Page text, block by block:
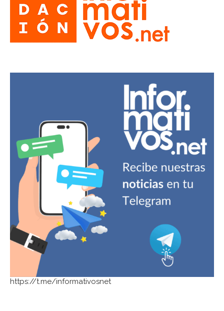
https://t.me/informativosnet